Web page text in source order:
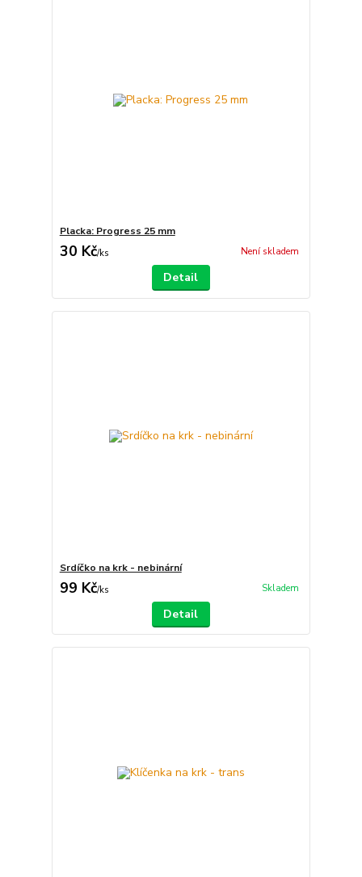
Placka: Progress 25 mm
30 Kč/ks Není skladem
Detail
Srdíčko na krk - nebinární
99 Kč/ks Skladem
Detail